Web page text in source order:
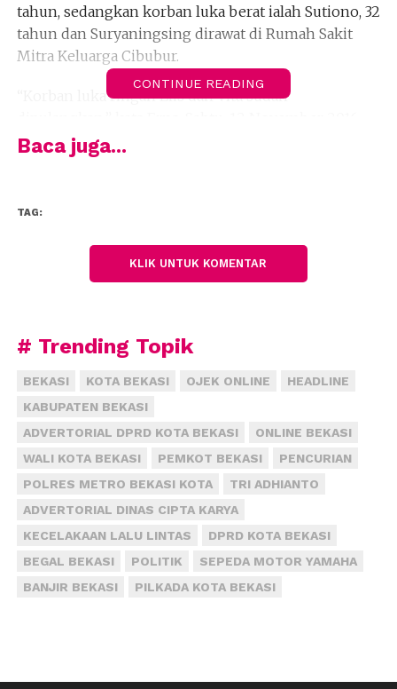
tahun, sedangkan korban luka berat ialah Sutiono, 32
tahun dan Suryaningsing dirawat di Rumah Sakit
Mitra Keluarga Cibubur.
“Korban luka ringan Elis dan Vita sudah
Erna menjelaskan, peristiwa itu bermula ketika para
korban tengah beraktivitas di gedung A lantai satu,
hasil konveksi seperti kaus, tas, dan lainnya.
Bersamaan dengan hujan deras disertai angin
kencang sekitar pukul 15.30 WIB, tiba-tiba lantai dua
berada di bawah segera menyelamatkan diri.
“Korban luka dan meninggal tertimpa reruntuhan
beton,” kata Erna.
sakit. Nahas, nyawa Abdul Munir tak dapat
diselamatkan, sedangkan dua korban lain masih
Sutiono dan Suryaningsing masih menjalani
perawatan intensif di Rumah Sakit Mitra Keluarga
Cibubur karena lukanya.
Erna menambahkan, hasil pemeriksaan sementara,
perusahaan itu baru beroperasi sejak empat bulan
lantai dua untuk kantor,” ujar dia.
CONTINUE READING
Baca juga...
TAG:
KLIK UNTUK KOMENTAR
# Trending Topik
BEKASI KOTA BEKASI OJEK ONLINE
HEADLINE
KABUPATEN BEKASI
ADVERTORIAL DPRD KOTA BEKASI
ONLINE BEKASI
WALI KOTA BEKASI
PEMKOT BEKASI
PENCURIAN
POLRES METRO BEKASI KOTA
TRI ADHIANTO
ADVERTORIAL DINAS CIPTA KARYA
KECELAKAAN LALU LINTAS
DPRD KOTA BEKASI
BEGAL BEKASI
POLITIK
SEPEDA MOTOR YAMAHA
BANJIR BEKASI
PILKADA KOTA BEKASI